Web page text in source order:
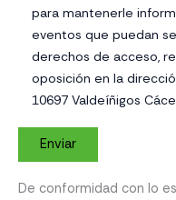
para mantenerle
eventos que puedan
derechos de acceso,
oposición en la
10697 Valdeíñigos
De conformidad con lo